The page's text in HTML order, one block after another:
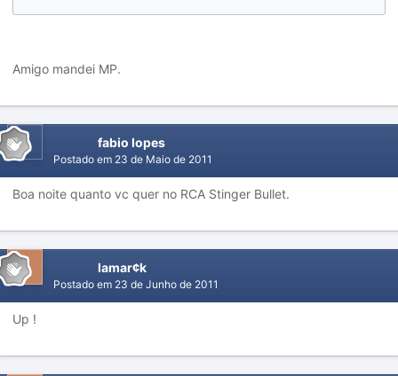
Amigo mandei MP.
fabio lopes
Postado em 23 de Maio de 2011
Boa noite quanto vc quer no RCA Stinger Bullet.
lamar¢k
Postado em 23 de Junho de 2011
Up !